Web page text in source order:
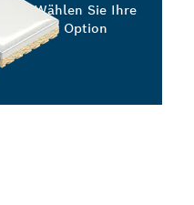
Wählen Sie Ihre
Option